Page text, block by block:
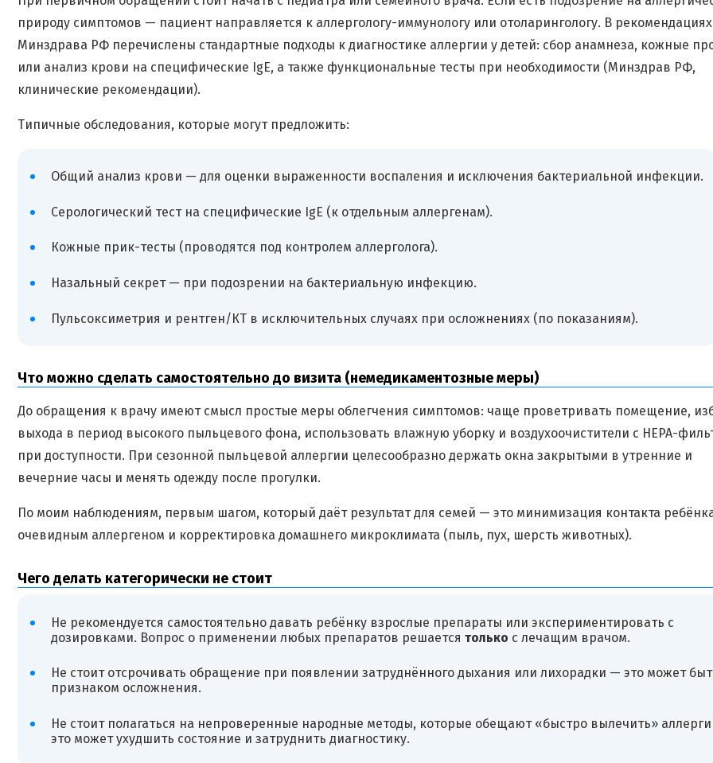
природу симптомов — пациент направляется к аллергологу-иммунологу или отоларингологу. В рекомендациях
Минздрава РФ перечислены стандартные подходы к диагностике аллергии у детей: сбор анамнеза, кожные
или анализ крови на специфические IgE, а также функциональные тесты при необходимости (Минздрав РФ,
клинические рекомендации).
Типичные обследования, которые могут предложить:
Общий анализ крови — для оценки выраженности воспаления и исключения бактериальной инфекции.
Серологический тест на специфические IgE (к отдельным аллергенам).
Кожные прик-тесты (проводятся под контролем аллерголога).
Назальный секрет — при подозрении на бактериальную инфекцию.
Пульсоксиметрия и рентген/КТ в исключительных случаях при осложнениях (по показаниям).
Что можно сделать самостоятельно до визита (немедикаментозные меры)
До обращения к врачу имеют смысл простые меры облегчения симптомов: чаще проветривать помещение,
выхода в период высокого пыльцевого фона, использовать влажную уборку и воздухоочистители с HEPA-
при доступности. При сезонной пыльцевой аллергии целесообразно держать окна закрытыми в утренние и
вечерние часы и менять одежду после прогулки.
По моим наблюдениям, первым шагом, который даёт результат для семей — это минимизация контакта
очевидным аллергеном и корректировка домашнего микроклимата (пыль, пух, шерсть животных).
Чего делать категорически не стоит
Не рекомендуется самостоятельно давать ребёнку взрослые препараты или экспериментировать с
дозировками. Вопрос о применении любых препаратов решается только с лечащим врачом.
Не стоит отсрочивать обращение при появлении затруднённого дыхания или лихорадки — это может
признаком осложнения.
Не стоит полагаться на непроверенные народные методы, которые обещают «быстро вылечить»
это может ухудшить состояние и затруднить диагностику.